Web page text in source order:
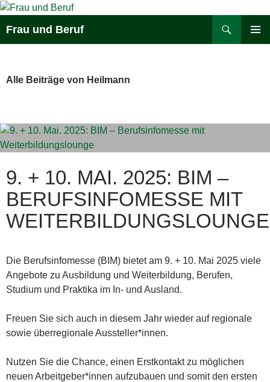
Zum
springen
Frau und Beruf
Alle Beiträge von Heilmann
9. + 10. MAI. 2025: BIM –
BERUFSINFOMESSE MIT
WEITERBILDUNGSLOUNGE
Die Berufsinfomesse (BIM) bietet am 9. + 10. Mai 2025 viele
Angebote zu Ausbildung und Weiterbildung, Berufen,
Studium und Praktika im In- und Ausland.
Freuen Sie sich auch in diesem Jahr wieder auf regionale
sowie überregionale Aussteller*innen.
Nutzen Sie die Chance, einen Erstkontakt zu möglichen
neuen Arbeitgeber*innen aufzubauen und somit den ersten